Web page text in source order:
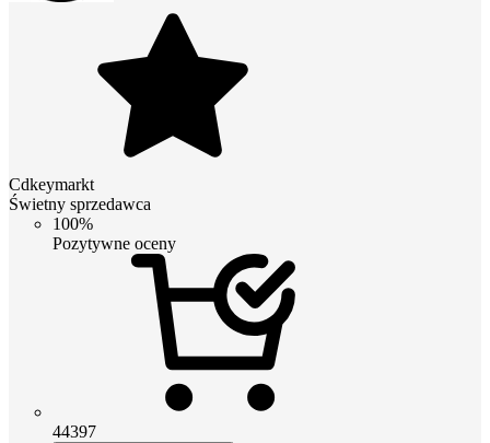
Cdkeymarkt
Świetny sprzedawca
100%
Pozytywne oceny
44397